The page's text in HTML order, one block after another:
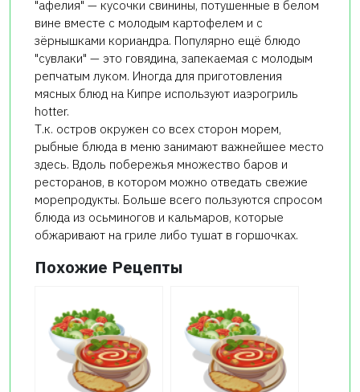
"афелия" — кусочки свинины, потушенные в белом
вине вместе с молодым картофелем и с
зёрнышками кориандра. Популярно ещё блюдо
"сувлаки" — это говядина, запекаемая с молодым
репчатым луком. Иногда для приготовления
мясных блюд на Кипре используют иаэрогриль
hotter.
Т.к. остров окружен со всех сторон морем,
рыбные блюда в меню занимают важнейшее место
здесь. Вдоль побережья множество баров и
ресторанов, в котором можно отведать свежие
морепродукты. Больше всего пользуются спросом
блюда из осьминогов и кальмаров, которые
обжаривают на гриле либо тушат в горшочках.
Похожие Рецепты